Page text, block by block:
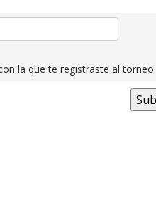
la que te registraste al torneo.